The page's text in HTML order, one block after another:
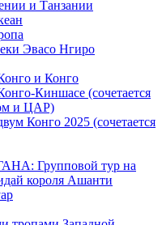
и Танзании
Эвасо Нгиро
и Конго
Киншасе (сочетается
и ЦАР)
Конго 2025 (сочетается
Групповой тур на
короля Ашанти